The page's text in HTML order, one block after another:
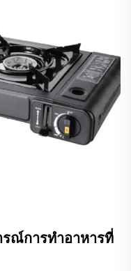
ณ์การทำอาหารที่